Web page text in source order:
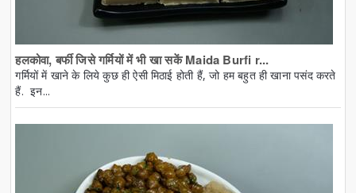
हलकोवा, बर्फी जिसे गर्मियों में भी खा सकें Maida Burfi r...
गर्मियों में खाने के लिये कुछ ही ऐसी मिठाई होती हैं, जो हम बहुत ही खाना पसंद करते
हैं. इन...